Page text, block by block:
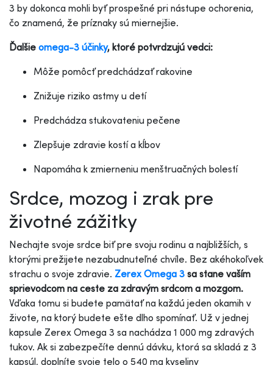
3 by dokonca mohli byť prospešné pri nástupe ochorenia,
čo znamená, že príznaky sú miernejšie.
Ďalšie omega-3 účinky, ktoré potvrdzujú vedci:
Môže pomôcť predchádzať rakovine
Znižuje riziko astmy u detí
Predchádza stukovateniu pečene
Zlepšuje zdravie kostí a kĺbov
Napomáha k zmierneniu menštruačných bolestí
Srdce, mozog i zrak pre
životné zážitky
Nechajte svoje srdce biť pre svoju rodinu a najbližších, s
ktorými prežijete nezabudnuteľné chvíle. Bez akéhokoľvek
strachu o svoje zdravie. Zerex Omega 3 sa stane vaším
sprievodcom na ceste za zdravým srdcom a mozgom.
Vďaka tomu si budete pamätať na každú jeden okamih v
živote, na ktorý budete ešte dlho spomínať. Už v jednej
kapsule Zerex Omega 3 sa nachádza 1 000 mg zdravých
tukov. Ak si zabezpečíte dennú dávku, ktorá sa skladá z 3
kapsúl, doplníte svoje telo o 540 mg kyseliny